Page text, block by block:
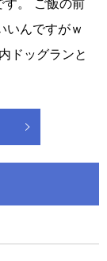
いんですがｗ
ドッグランと